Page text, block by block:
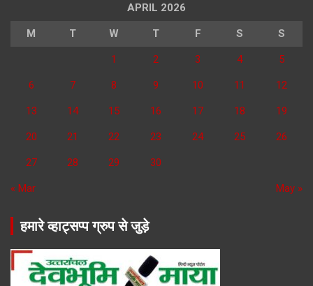
APRIL 2026
M T W T F S S
1 2 3 4 5
6 7 8 9 10 11 12
13 14 15 16 17 18 19
20 21 22 23 24 25 26
27 28 29 30
« Mar May »
हमारे व्हाट्सप्प ग्रुप से जुड़े